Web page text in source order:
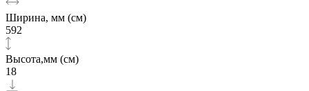
Ширина, мм (см)
592
Высота,мм (см)
18